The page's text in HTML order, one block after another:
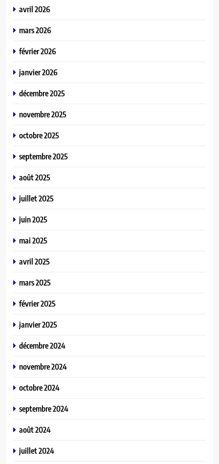
avril 2026
mars 2026
février 2026
janvier 2026
décembre 2025
novembre 2025
octobre 2025
septembre 2025
août 2025
juillet 2025
juin 2025
mai 2025
avril 2025
mars 2025
février 2025
janvier 2025
décembre 2024
novembre 2024
octobre 2024
septembre 2024
août 2024
juillet 2024